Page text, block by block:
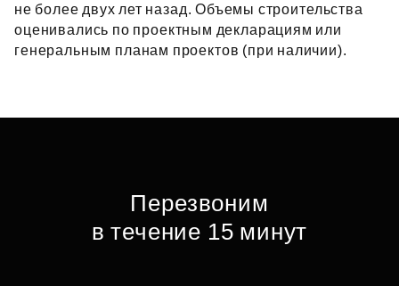
не более двух лет назад. Объемы строительства
оценивались по проектным декларациям или
генеральным планам проектов (при наличии).
Перезвоним
в течение 15 минут